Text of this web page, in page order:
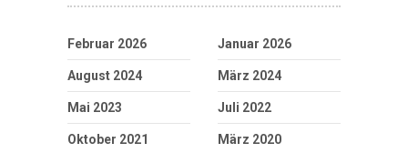
Februar 2026 Januar 2026
August 2024 März 2024
Mai 2023 Juli 2022
Oktober 2021 März 2020